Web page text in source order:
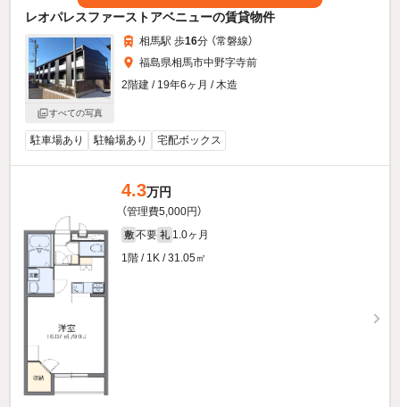
レオパレスファーストアベニューの賃貸物件
すべての写真
相馬駅 歩16分 （常磐線）
福島県相馬市中野字寺前
2階建 / 19年6ヶ月 / 木造
駐車場あり 駐輪場あり 宅配ボックス
4.3万円
（管理費5,000円）
敷 不要 礼 1.0ヶ月
1階 / 1K / 31.05㎡